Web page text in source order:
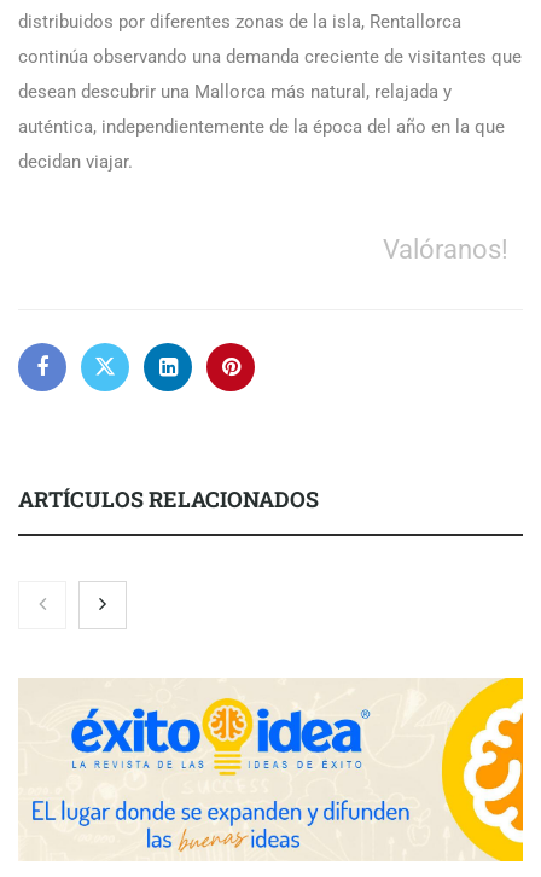
distribuidos por diferentes zonas de la isla, Rentallorca
continúa observando una demanda creciente de visitantes que
desean descubrir una Mallorca más natural, relajada y
auténtica, independientemente de la época del año en la que
decidan viajar.
Valóranos!
ARTÍCULOS RELACIONADOS
Nicols presenta seis modelos de anillos de compromiso para el
eclipse solar del 12 de agosto
Zoomex mejora su Strategy Center con herramientas
avanzadas para trading estratégico
COMPALISS de LYSOTRIC: cuando un solo producto multiplica
las posibilidades del salón profesional